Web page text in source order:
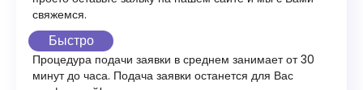
свяжемся.
Быстро
Процедура подачи заявки в среднем занимает от 30
минут до часа. Подача заявки останется для Вас